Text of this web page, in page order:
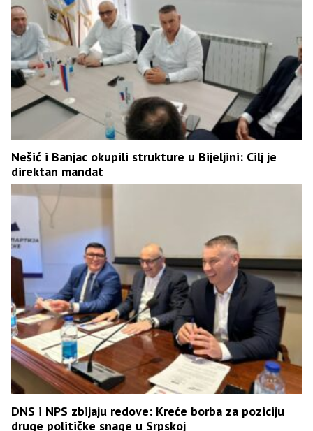
Nešić i Banjac okupili strukture u Bijeljini: Cilj je
direktan mandat
DNS i NPS zbijaju redove: Kreće borba za poziciju
druge političke snage u Srpskoj